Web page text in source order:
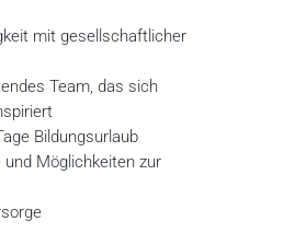
mit gesellschaftlicher
Team, das sich
Bildungsurlaub
Möglichkeiten zur